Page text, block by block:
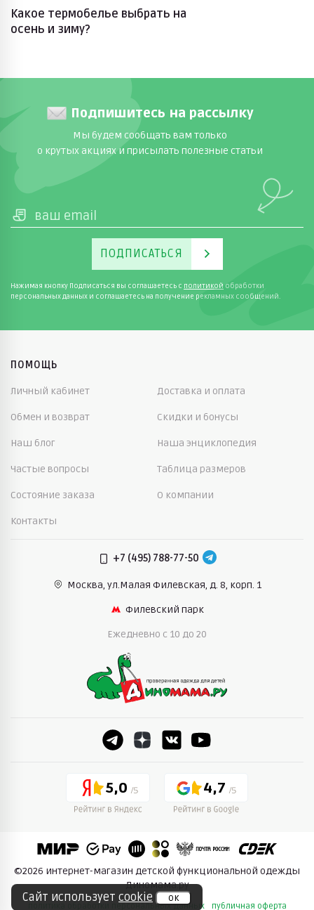
Какое термобелье выбрать на
осень и зиму?
Подпишитесь на рассылку
Мы будем сообщать вам только
о крутых акциях и присылать полезные статьи
ПОДПИСАТЬСЯ
Нажимая кнопку Подписаться вы соглашаетесь с политикой обработки
персональных данных и соглашаетесь на получение рекламных сообщений.
ПОМОЩЬ
Личный кабинет Доставка и оплата
Обмен и возврат Скидки и бонусы
Наш блог Наша энциклопедия
Частые вопросы Таблица размеров
Состояние заказа О компании
Контакты
+7 (495) 788-77-50
Москва, ул.Малая Филевская, д. 8, корп. 1
Филевский парк
Ежедневно c 10 до 20
5,0 4,7
©2026 интернет-магазин детской функциональной одежды
Диномама.ру
политика обработки персональных данных публичная оферта
Сайт использует cookie ок